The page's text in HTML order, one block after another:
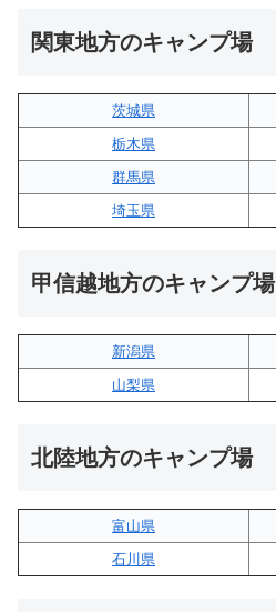
関東地方のキャンプ場
茨城県
栃木県
群馬県
埼玉県
甲信越地方のキャンプ場
新潟県
山梨県
北陸地方のキャンプ場
富山県
石川県